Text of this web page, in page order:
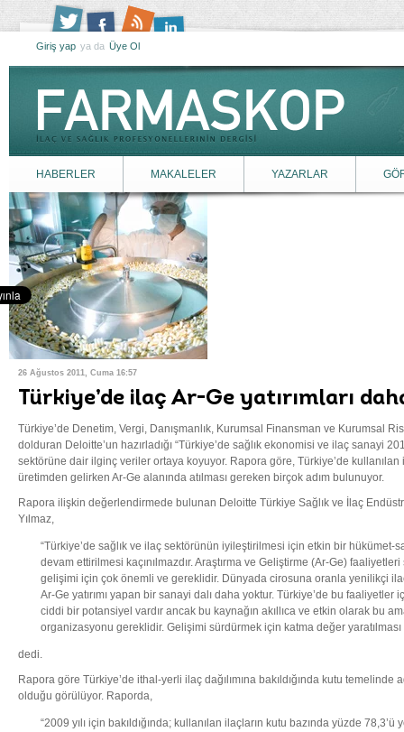
Giriş yap ya da Üye Ol
HABERLER MAKALELER YAZARLAR
26 Ağustos 2011, Cuma 16:57
Türkiye’de ilaç Ar-Ge yatırımları
Türkiye’de Denetim, Vergi, Danışmanlık, Kurumsal Finansman ve Kurumsal
dolduran Deloitte’un hazırladığı “Türkiye’de sağlık ekonomisi ve ilaç sanayi
sektörüne dair ilginç veriler ortaya koyuyor. Rapora göre, Türkiye’de kullanılan
üretimden gelirken Ar-Ge alanında atılması gereken birçok adım bulunuyor.
Rapora ilişkin değerlendirmede bulunan Deloitte Türkiye Sağlık ve İlaç
Yılmaz,
“Türkiye’de sağlık ve ilaç sektörünün iyileştirilmesi için etkin bir hükümet-
devam ettirilmesi kaçınılmazdır. Araştırma ve Geliştirme (Ar-Ge)
gelişimi için çok önemli ve gereklidir. Dünyada cirosuna oranla yenilikçi
Ar-Ge yatırımı yapan bir sanayi dalı daha yoktur. Türkiye’de bu faaliyetler
ciddi bir potansiyel vardır ancak bu kaynağın akıllıca ve etkin olarak bu
organizasyonu gereklidir. Gelişimi sürdürmek için katma değer yaratılması
dedi.
Rapora göre Türkiye’de ithal-yerli ilaç dağılımına bakıldığında kutu temelinde
olduğu görülüyor. Raporda,
“2009 yılı için bakıldığında; kullanılan ilaçların kutu bazında yüzde